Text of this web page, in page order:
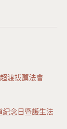
渡拔薦法會
念日暨護生法